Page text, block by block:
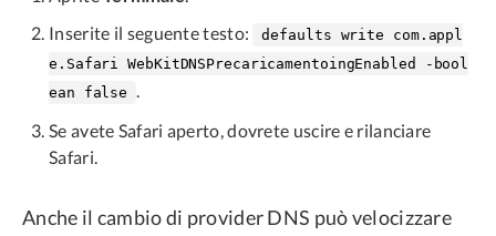
Inserite il seguente testo:
defaults write com.appl
e.Safari WebKitDNSPrecaricamentoingEnabled -bool
ean false
Se avete Safari aperto, dovrete uscire e rilanciare
Safari.
Anche il cambio di provider DNS può velocizzare